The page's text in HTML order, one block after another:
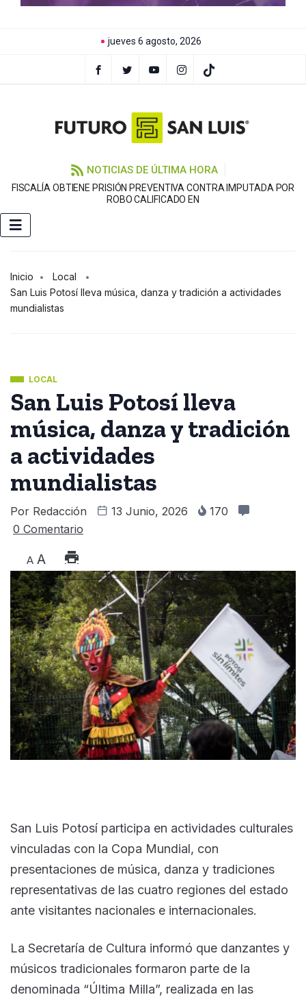
jueves 6 agosto, 2026
NOTICIAS DE ÚLTIMA HORA
FISCALÍA OBTIENE PRISIÓN PREVENTIVA CONTRA IMPUTADA POR
ROBO CALIFICADO EN
Inicio
Local
San Luis Potosí lleva música, danza y tradición a actividades
mundialistas
LOCAL
San Luis Potosí lleva
música, danza y tradición
a actividades
mundialistas
Por Redacción 13 Junio, 2026
170
0 Comentario
A A
San Luis Potosí participa en actividades culturales
vinculadas con la Copa Mundial, con
presentaciones de música, danza y tradiciones
representativas de las cuatro regiones del estado
ante visitantes nacionales e internacionales.
La Secretaría de Cultura informó que danzantes y
músicos tradicionales formaron parte de la
denominada “Última Milla”, realizada en las